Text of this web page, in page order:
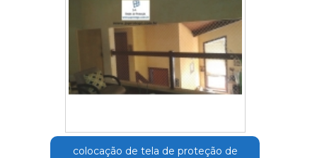
colocação de tela de proteção de